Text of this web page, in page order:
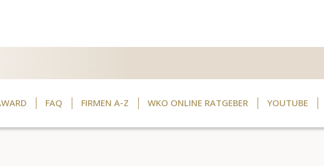
FAQ FIRMEN A-Z WKO ONLINE RATGEBER YOUTUBE